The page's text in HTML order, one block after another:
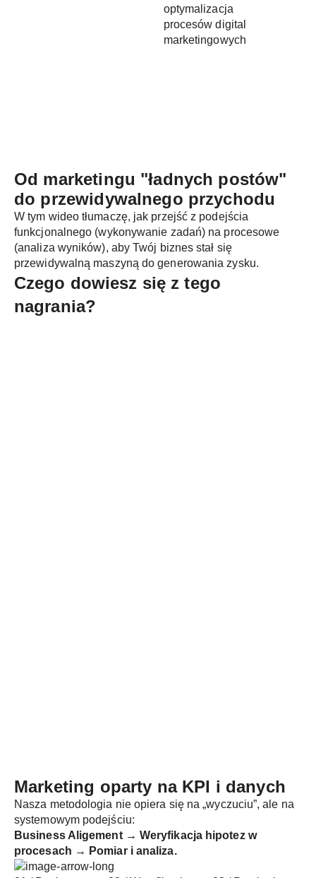
optymalizacja
procesów digital
marketingowych
Od marketingu "ładnych postów"
do przewidywalnego przychodu
W tym wideo tłumaczę, jak przejść z podejścia
funkcjonalnego (wykonywanie zadań) na procesowe
(analiza wyników), aby Twój biznes stał się
przewidywalną maszyną do generowania zysku.
Czego dowiesz się z tego
nagrania?
Marketing oparty na KPI i danych
Nasza metodologia nie opiera się na „wyczuciu”, ale na
systemowym podejściu:
Business Aligement → Weryfikacja hipotez w
procesach → Pomiar i analiza.